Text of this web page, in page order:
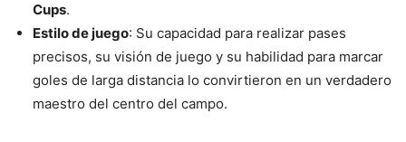
Cups.
Estilo de juego: Su capacidad para realizar pases
precisos, su visión de juego y su habilidad para marcar
goles de larga distancia lo convirtieron en un verdadero
maestro del centro del campo.